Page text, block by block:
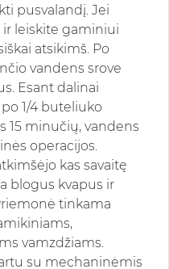
pusvalandį. Jei
ir leiskite gaminiui
atsikimš. Po
vandens srove
Esant dalinai
1/4 buteliuko
15 minučių, vandens
operacijos.
kas savaitę
blogus kvapus ir
tinkama
vamzdžiams.
su mechaninėmis